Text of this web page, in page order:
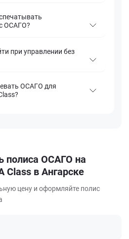
ОСАГО?
при управлении без
ОСАГО для
полиса ОСАГО на
Class в Ангарске
цену и оформляйте полис